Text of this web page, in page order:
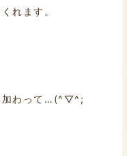
れます。
加わって…(^▽^;